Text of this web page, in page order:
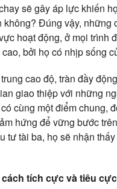
sẽ gây áp lực khiến
Đúng vậy,
hoạt động, ở mọi
bởi họ có nhịp sống
cao độ, tràn đầy
giao thiệp với những
cùng một điểm
hứng để vững bước
tư tài ba, họ sẽ nhận
tích cực và tiêu cực